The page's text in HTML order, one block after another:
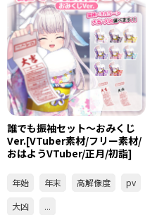
誰でも振袖セット～おみくじ
Ver.[VTuber素材/フリー素材/
おはようVTuber/正月/初詣]
年始 年末 高解像度
pv
大凶
...